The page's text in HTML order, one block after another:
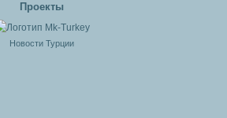
Проекты
Новости Турции